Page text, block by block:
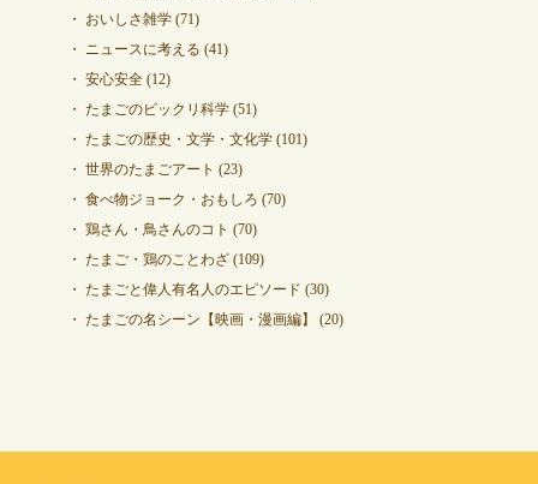
おいしさ雑学(71)
ニュースに考える (41)
安心安全(12)
たまごのビックリ科学(51)
たまごの歴史・文学・文化学(101)
世界のたまごアート (23)
食べ物ジョーク・おもしろ (70)
鶏さん・鳥さんのコト (70)
たまご・鶏のことわざ(109)
たまごと偉人有名人のエピソード (30)
たまごの名シーン【映画・漫画編】
(20)